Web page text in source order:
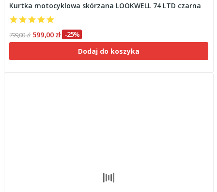
Kurtka motocyklowa skórzana LOOKWELL 74 LTD czarna
799,00 zł 599,00 zł -25%
Dodaj do koszyka